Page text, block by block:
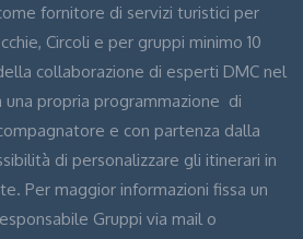
fornitore di servizi turistici per
Circoli e per gruppi minimo 10
collaborazione di esperti DMC nel
una propria programmazione di
e con partenza dalla
di personalizzare gli itinerari in
Per maggior informazioni fissa un
Gruppi via mail o